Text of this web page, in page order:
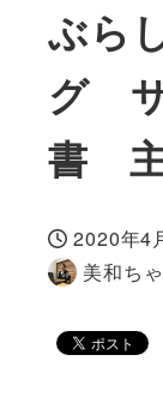
ぶら
グ
書 主
投稿日
2020年4
著
美和ち